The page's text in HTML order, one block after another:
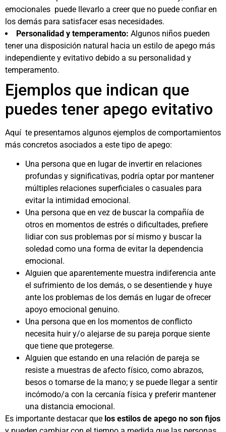
emocionales puede llevarlo a creer que no puede confiar en
los demás para satisfacer esas necesidades.
Personalidad y temperamento: Algunos niños pueden
tener una disposición natural hacia un estilo de apego más
independiente y evitativo debido a su personalidad y
temperamento.
Ejemplos que indican que
puedes tener apego evitativo
Aquí te presentamos algunos ejemplos de comportamientos
más concretos asociados a este tipo de apego:
Una persona que en lugar de invertir en relaciones
profundas y significativas, podría optar por mantener
múltiples relaciones superficiales o casuales para
evitar la intimidad emocional.
Una persona que en vez de buscar la compañía de
otros en momentos de estrés o dificultades, prefiere
lidiar con sus problemas por sí mismo y buscar la
soledad como una forma de evitar la dependencia
emocional.
Alguien que aparentemente muestra indiferencia ante
el sufrimiento de los demás, o se desentiende y huye
ante los problemas de los demás en lugar de ofrecer
apoyo emocional genuino.
Una persona que en los momentos de conflicto
necesita huir y/o alejarse de su pareja porque siente
que tiene que protegerse.
Alguien que estando en una relación de pareja se
resiste a muestras de afecto físico, como abrazos,
besos o tomarse de la mano; y se puede llegar a sentir
incómodo/a con la cercanía física y preferir mantener
una distancia emocional.
Es importante destacar que los estilos de apego no son fijos